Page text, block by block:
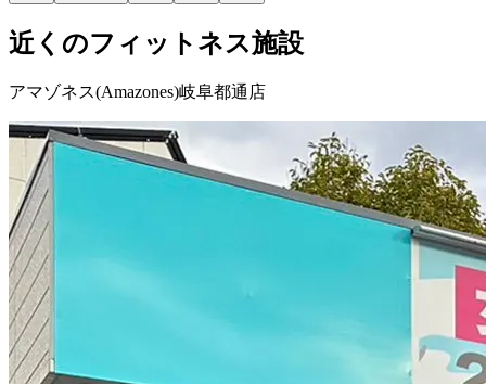
近くのフィットネス施設
アマゾネス(Amazones)岐阜都通店